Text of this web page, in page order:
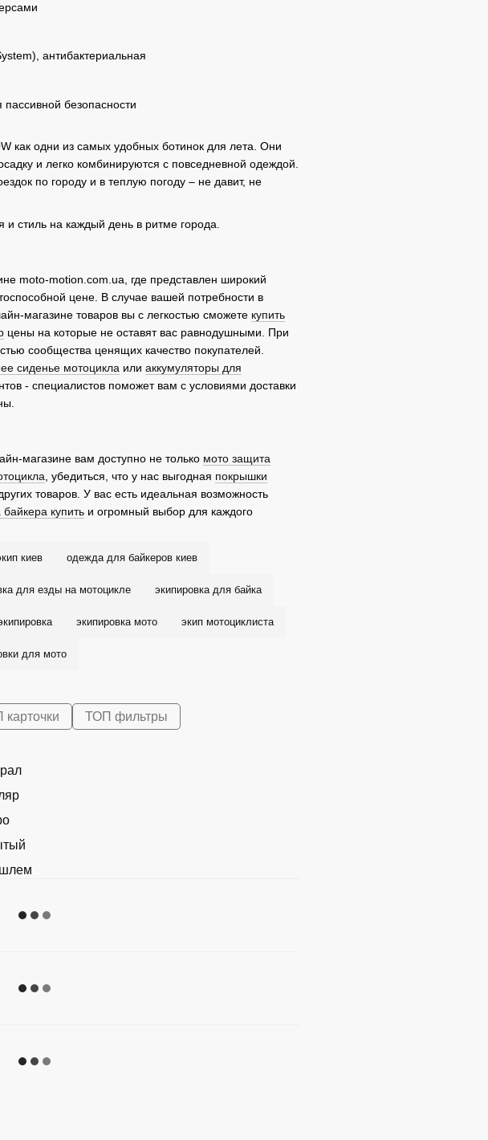
антибактериальная
безопасности
как одни из самых удобных ботинок для лета. Они
и легко комбинируются с повседневной одеждой.
по городу и в теплую погоду – не давит, не
и стиль на каждый день в ритме города.
moto-motion.com.ua, где представлен широкий
цене. В случае вашей потребности в
магазине товаров вы с легкостью сможете купить
цены на которые не оставят вас равнодушными. При
сообщества ценящих качество покупателей.
сиденье мотоцикла или аккумуляторы для
- специалистов поможет вам с условиями доставки
магазине вам доступно не только мото защита
, убедиться, что у нас выгодная покрышки
товаров. У вас есть идеальная возможность
байкера купить и огромный выбор для каждого
киев одежда для байкеров киев
для езды на мотоцикле экипировка для байка
экипировка мото экип мотоциклиста
для мото
карточки ТОП фильтры